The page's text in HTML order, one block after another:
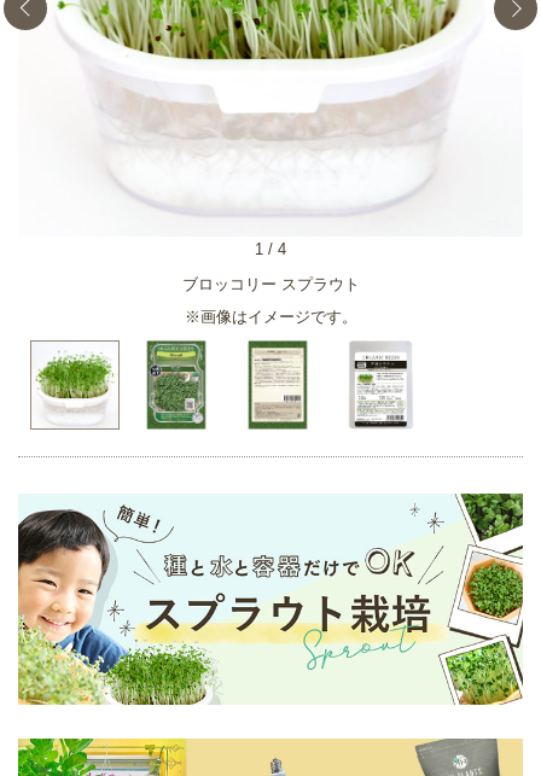
ブロッコリー スプラウト
※画像はイメージです。
1 / 4